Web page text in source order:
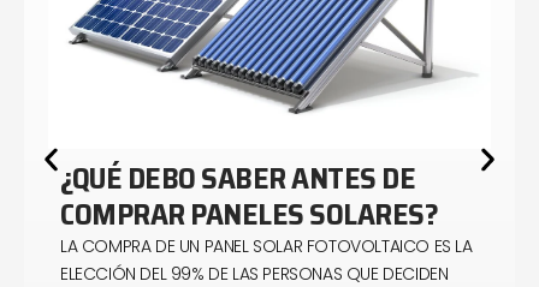
¿QUÉ DEBO SABER ANTES DE
COMPRAR PANELES SOLARES?
LA COMPRA DE UN PANEL SOLAR FOTOVOLTAICO ES LA
ELECCIÓN DEL 99% DE LAS PERSONAS QUE DECIDEN